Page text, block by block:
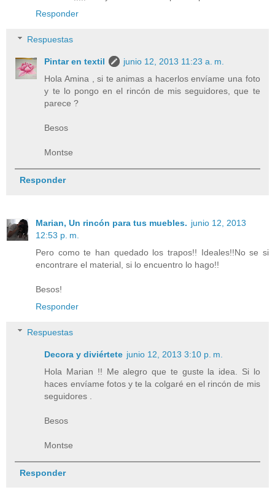
Responder
Respuestas
Pintar en textil
junio 12, 2013 11:23 a. m.
Hola Amina , si te animas a hacerlos envíame una foto
y te lo pongo en el rincón de mis seguidores, que te
parece ?
Besos
Montse
Responder
Marian, Un rincón para tus muebles. junio 12, 2013
12:53 p. m.
Pero como te han quedado los trapos!! Ideales!!No se si
encontrare el material, si lo encuentro lo hago!!
Besos!
Responder
Respuestas
Decora y diviértete junio 12, 2013 3:10 p. m.
Hola Marian !! Me alegro que te guste la idea. Si lo
haces envíame fotos y te la colgaré en el rincón de mis
seguidores .
Besos
Montse
Responder